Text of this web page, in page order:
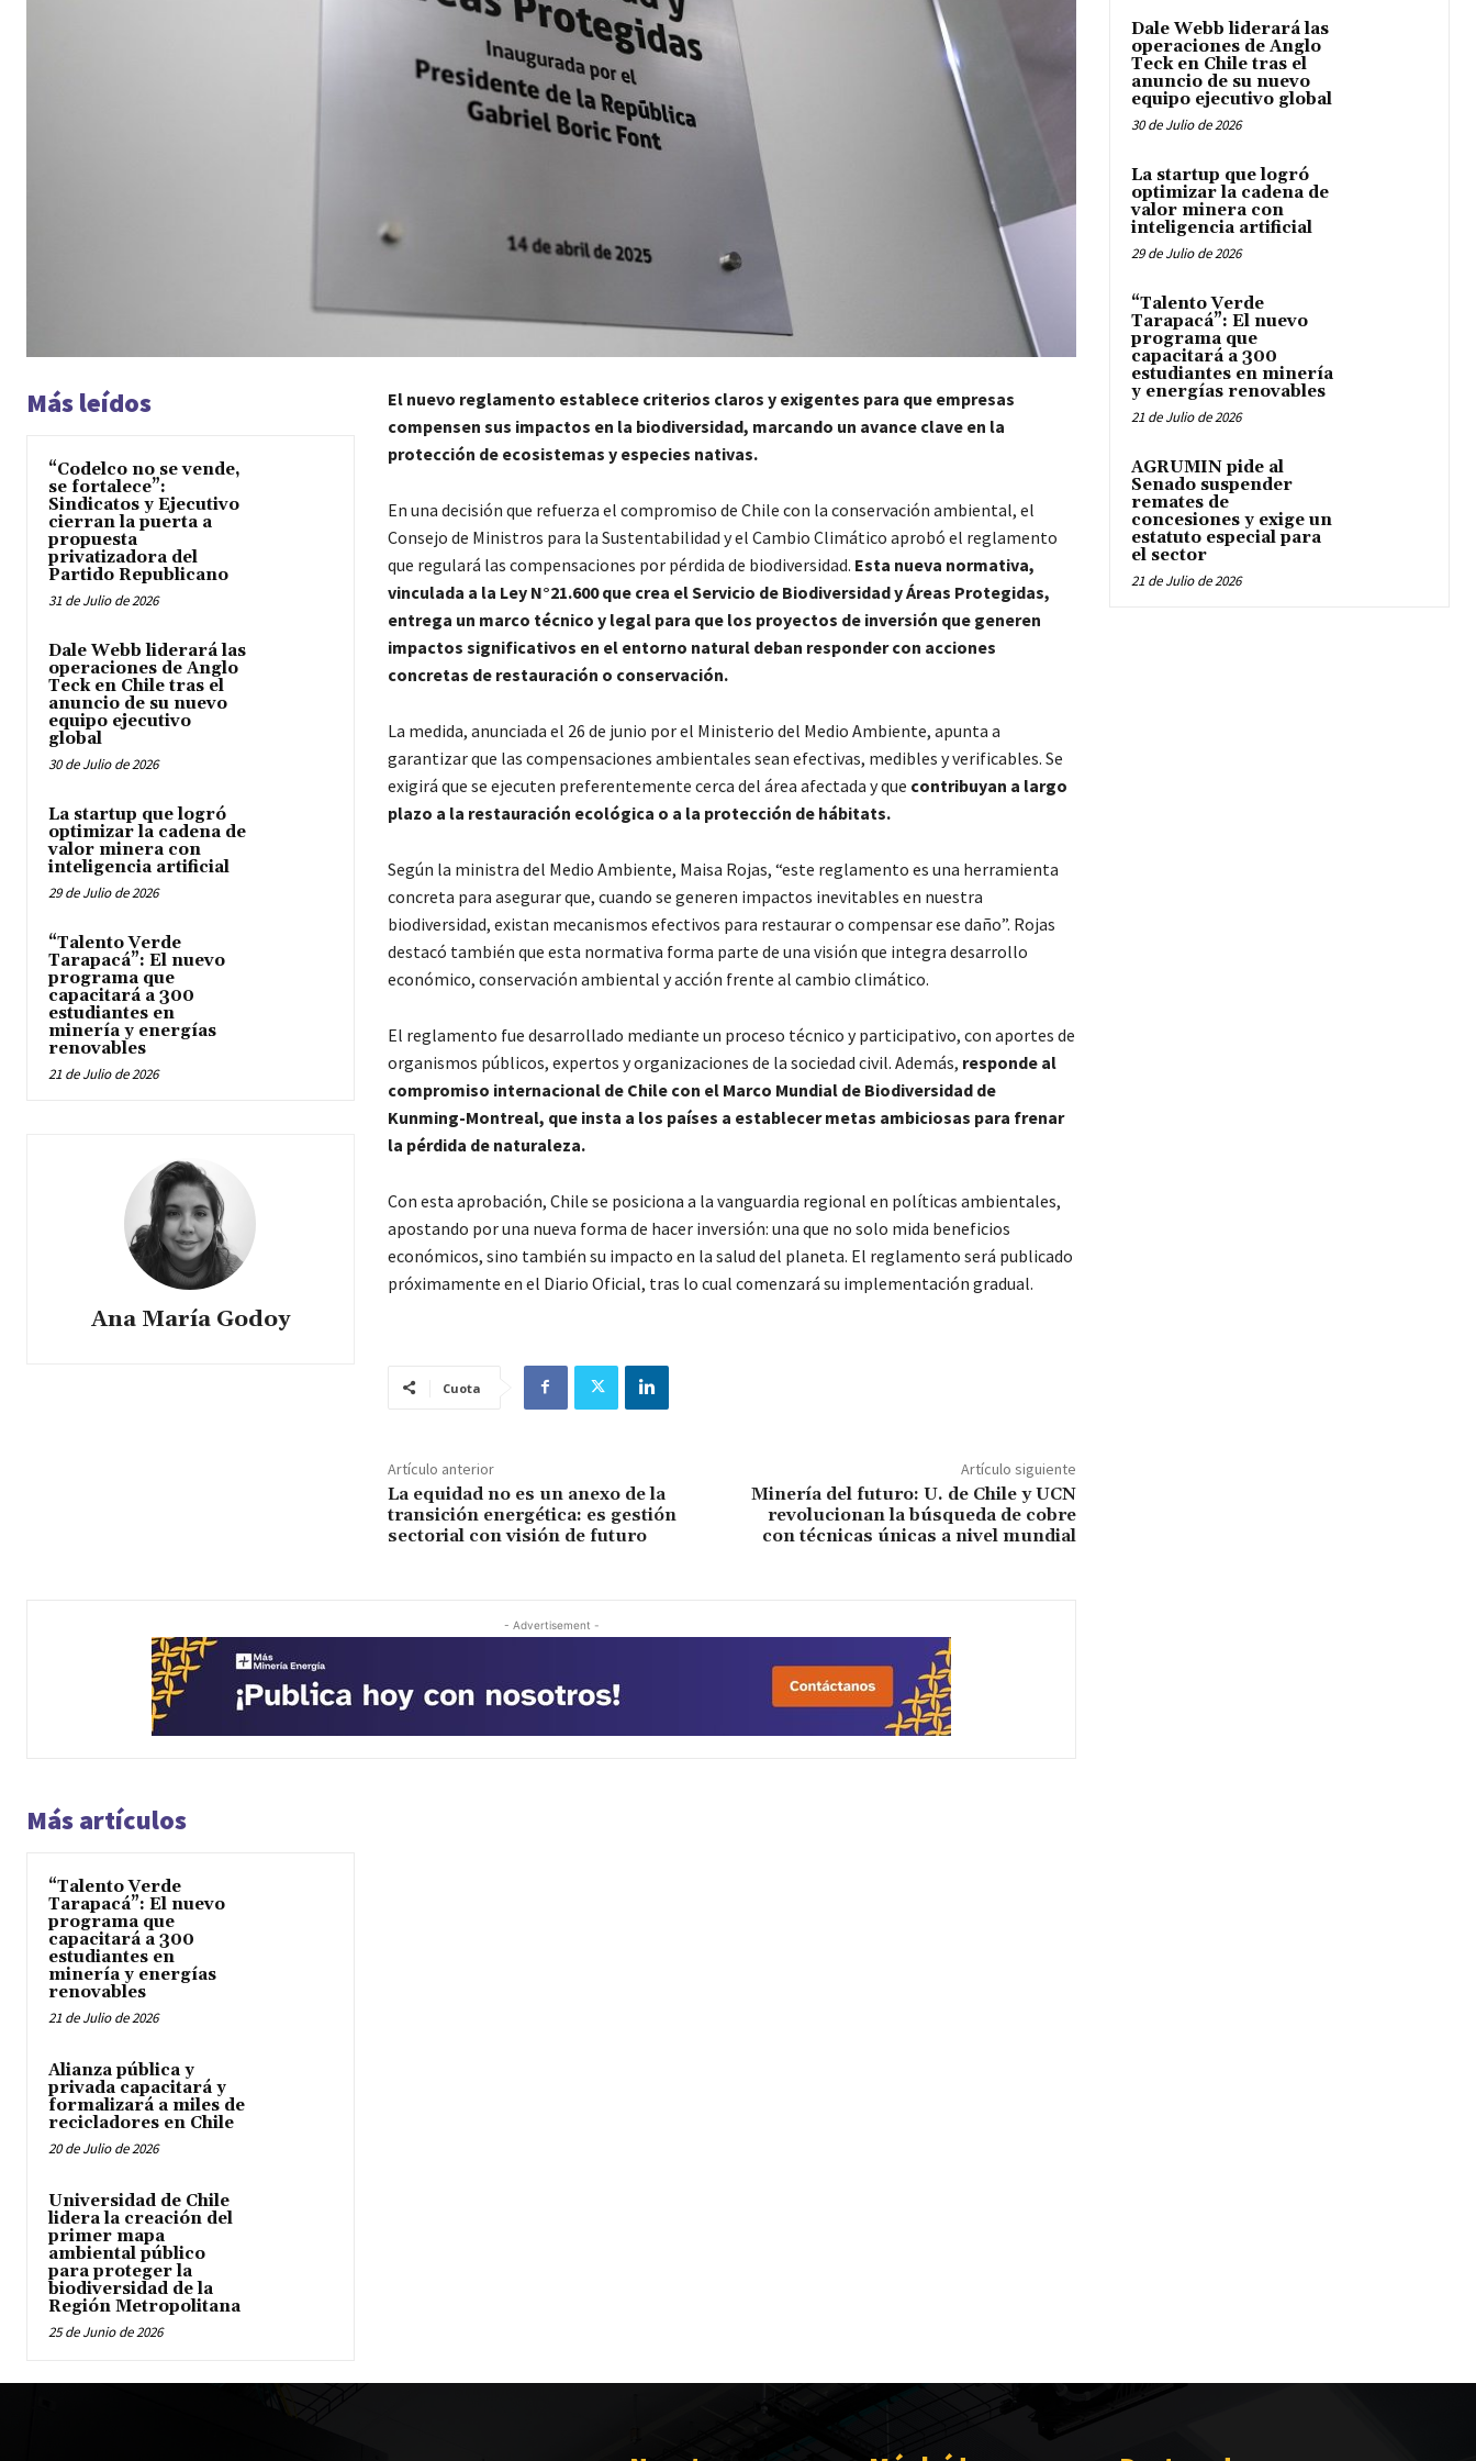
Más leídos
“Codelco no se vende,
se fortalece”:
Sindicatos y Ejecutivo
cierran la puerta a
propuesta
privatizadora del
Partido Republicano
31 de Julio de 2026
Dale Webb liderará las
operaciones de Anglo
Teck en Chile tras el
anuncio de su nuevo
equipo ejecutivo
global
30 de Julio de 2026
La startup que logró
optimizar la cadena de
valor minera con
inteligencia artificial
29 de Julio de 2026
“Talento Verde
Tarapacá”: El nuevo
programa que
capacitará a 300
estudiantes en
minería y energías
renovables
21 de Julio de 2026
Ana María Godoy
El nuevo reglamento establece criterios claros y exigentes para que empresas
compensen sus impactos en la biodiversidad, marcando un avance clave en la
protección de ecosistemas y especies nativas.
En una decisión que refuerza el compromiso de Chile con la conservación ambiental, el
Consejo de Ministros para la Sustentabilidad y el Cambio Climático aprobó el reglamento
que regulará las compensaciones por pérdida de biodiversidad. Esta nueva normativa,
vinculada a la Ley N°21.600 que crea el Servicio de Biodiversidad y Áreas Protegidas,
entrega un marco técnico y legal para que los proyectos de inversión que generen
impactos significativos en el entorno natural deban responder con acciones
concretas de restauración o conservación.
La medida, anunciada el 26 de junio por el Ministerio del Medio Ambiente, apunta a
garantizar que las compensaciones ambientales sean efectivas, medibles y verificables. Se
exigirá que se ejecuten preferentemente cerca del área afectada y que contribuyan a largo
plazo a la restauración ecológica o a la protección de hábitats.
Según la ministra del Medio Ambiente, Maisa Rojas, “este reglamento es una herramienta
concreta para asegurar que, cuando se generen impactos inevitables en nuestra
biodiversidad, existan mecanismos efectivos para restaurar o compensar ese daño”. Rojas
destacó también que esta normativa forma parte de una visión que integra desarrollo
económico, conservación ambiental y acción frente al cambio climático.
El reglamento fue desarrollado mediante un proceso técnico y participativo, con aportes de
organismos públicos, expertos y organizaciones de la sociedad civil. Además, responde al
compromiso internacional de Chile con el Marco Mundial de Biodiversidad de
Kunming-Montreal, que insta a los países a establecer metas ambiciosas para frenar
la pérdida de naturaleza.
Con esta aprobación, Chile se posiciona a la vanguardia regional en políticas ambientales,
apostando por una nueva forma de hacer inversión: una que no solo mida beneficios
económicos, sino también su impacto en la salud del planeta. El reglamento será publicado
próximamente en el Diario Oficial, tras lo cual comenzará su implementación gradual.
Cuota
Artículo anterior
La equidad no es un anexo de la
transición energética: es gestión
sectorial con visión de futuro
Artículo siguiente
Minería del futuro: U. de Chile y UCN
revolucionan la búsqueda de cobre
con técnicas únicas a nivel mundial
- Advertisement -
Más artículos
“Talento Verde
Tarapacá”: El nuevo
programa que
capacitará a 300
estudiantes en
minería y energías
renovables
21 de Julio de 2026
Alianza pública y
privada capacitará y
formalizará a miles de
recicladores en Chile
20 de Julio de 2026
Universidad de Chile
lidera la creación del
primer mapa
ambiental público
para proteger la
biodiversidad de la
Región Metropolitana
25 de Junio de 2026
Dale Webb liderará las
operaciones de Anglo
Teck en Chile tras el
anuncio de su nuevo
equipo ejecutivo global
30 de Julio de 2026
La startup que logró
optimizar la cadena de
valor minera con
inteligencia artificial
29 de Julio de 2026
“Talento Verde
Tarapacá”: El nuevo
programa que
capacitará a 300
estudiantes en minería
y energías renovables
21 de Julio de 2026
AGRUMIN pide al
Senado suspender
remates de
concesiones y exige un
estatuto especial para
el sector
21 de Julio de 2026